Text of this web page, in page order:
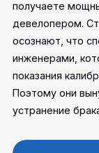
получаете
девелопером.
осознают, что
инженерами,
показания
Поэтому они
устранение